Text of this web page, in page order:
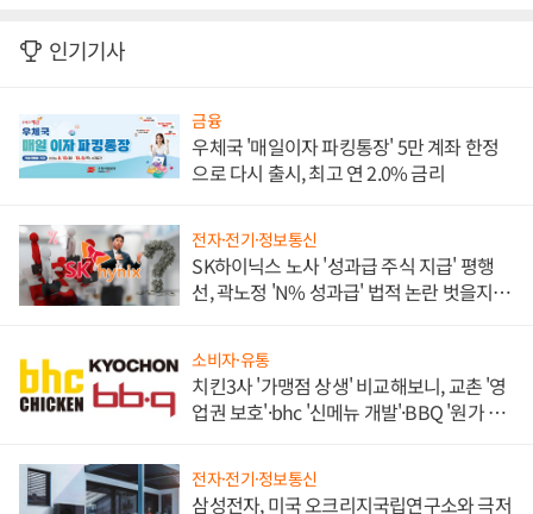
인기기사
금융
우체국 '매일이자 파킹통장' 5만 계좌 한정
으로 다시 출시, 최고 연 2.0% 금리
전자·전기·정보통신
SK하이닉스 노사 '성과급 주식 지급' 평행
선, 곽노정 'N% 성과급' 법적 논란 벗을지 주
소비자·유통
치킨3사 '가맹점 상생' 비교해보니, 교촌 '영
업권 보호'·bhc '신메뉴 개발'·BBQ '원가 부
전자·전기·정보통신
삼성전자, 미국 오크리지국립연구소와 극저